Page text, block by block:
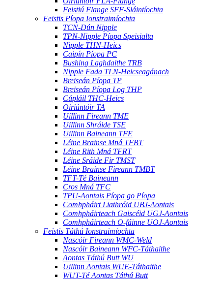
Feistiú Flange SFF-Sláintíochta
Feistis Píopa Ionstraimíochta
TCN-Dún Nipple
TPN-Nipple Píopa Speisialta
Nipple THN-Heics
Caipín Píopa PC
Bushing Laghdaithe TRB
Nipple Fada TLN-Heicseagánach
Breiseán Píopa TP
Breiseán Píopa Log THP
Cúpláil THC-Heics
Oiriúntóir TA
Uillinn Fireann TME
Uillinn Shráide TSE
Uillinn Baineann TFE
Léine Brainse Mná TFBT
Léine Rith Mná TFRT
Léine Sráide Fir TMST
Léine Brainse Fireann TMBT
TFT-Té Baineann
Cros Mná TFC
TPU-Aontais Píopa go Píopa
Comhpháirt Liathróid UBJ-Aontais
Comhpháirteach Gaiscéid UGJ-Aontais
Comhpháirteach O-fáinne UOJ-Aontais
Feistis Táthú Ionstraimíochta
Nascóir Fireann WMC-Weld
Nascóir Baineann WFC-Táthaithe
Aontas Táthú Butt WU
Uillinn Aontais WUE-Táthaithe
WUT-Té Aontas Táthú Butt